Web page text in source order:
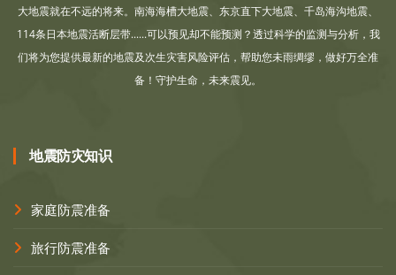
大地震就在不远的将来。南海海槽大地震、东京直下大地震、千岛海沟地震、
114条日本地震活断层带......可以预见却不能预测？透过科学的监测与分析，我
们将为您提供最新的地震及次生灾害风险评估，帮助您未雨绸缪，做好万全准
备！守护生命，未来震见。
地震防灾知识
家庭防震准备
旅行防震准备